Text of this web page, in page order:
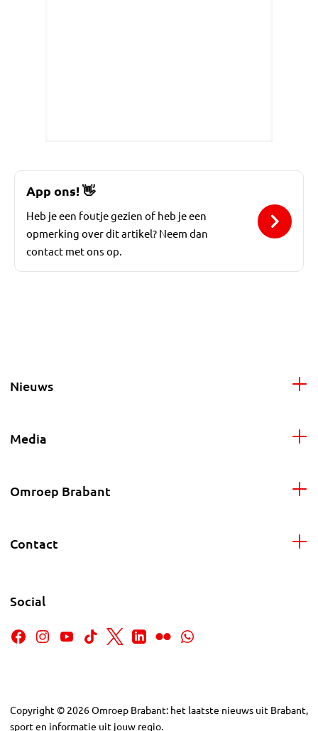
App ons!👋
Heb je een foutje gezien of heb je een
opmerking over dit artikel? Neem dan
contact met ons op.
Nieuws
Media
Omroep Brabant
Contact
Social
Copyright © 2026Omroep Brabant: het laatste nieuws uit Brabant,
sport en informatie uit jouw regio.